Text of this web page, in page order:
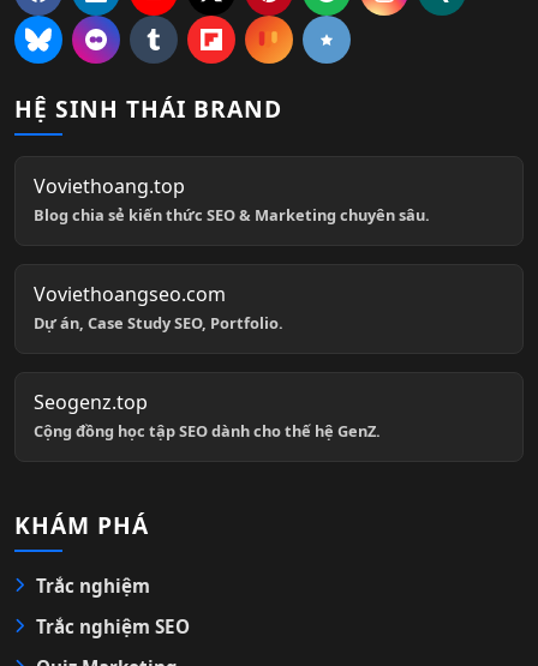
HỆ SINH THÁI BRAND
Voviethoang.top
Blog chia sẻ kiến thức SEO & Marketing chuyên sâu.
Voviethoangseo.com
Dự án, Case Study SEO, Portfolio.
Seogenz.top
Cộng đồng học tập SEO dành cho thế hệ GenZ.
KHÁM PHÁ
Trắc nghiệm
Trắc nghiệm SEO